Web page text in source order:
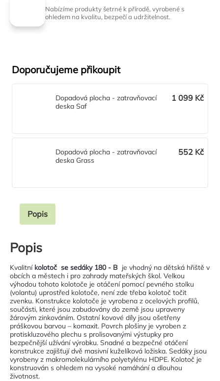
Nabízíme produkty šetrné k přírodě, vyrobené s
ohledem na kvalitu, bezpečí a udržitelnost.
Doporučujeme přikoupit
Dopadová plocha - zatravňovací
deska Saf
1 099 Kč
Dopadová plocha - zatravňovací
deska Grass
552 Kč
Popis
Popis
Kvalitní kolotoč se sedáky 180 - B je vhodný na dětská hřiště v
obcích a městech i pro zahrady mateřských škol. Velkou
výhodou tohoto kolotoče je otáčení pomocí pevného stolku
(volantu) uprostřed kolotoče, není zde třeba kolotoč točit
zvenku. Konstrukce kolotoče je vyrobena z ocelových profilů,
součásti, které jsou zabudovány do země jsou upraveny
žárovým zinkováním. Ostatní kovové díly jsou ošetřeny
práškovou barvou – komaxit. Povrch plošiny je vyroben z
protiskluzového plechu s prolisovanými výstupky pro
bezpečnější užívání výrobku. Snadné a bezpečné otáčení
konstrukce zajišťují dvě masivní kuželíková ložiska. Sedáky jsou
vyrobeny z makromolekulárního polyetylénu HDPE. Kolotoč je
konstruován s ohledem na vysoké namáhání a dlouhou
životnost.